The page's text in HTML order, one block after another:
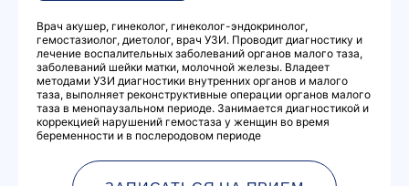
Врач акушер, гинеколог, гинеколог-эндокринолог,
гемостазиолог, диетолог, врач УЗИ. Проводит диагностику и
лечение воспалительных заболеваний органов малого таза,
заболеваний шейки матки, молочной железы. Владеет
методами УЗИ диагностики внутренних органов и малого
таза, выполняет реконструктивные операции органов малого
таза в менопаузальном периоде. Занимается диагностикой и
коррекцией нарушений гемостаза у женщин во время
беременности и в послеродовом периоде